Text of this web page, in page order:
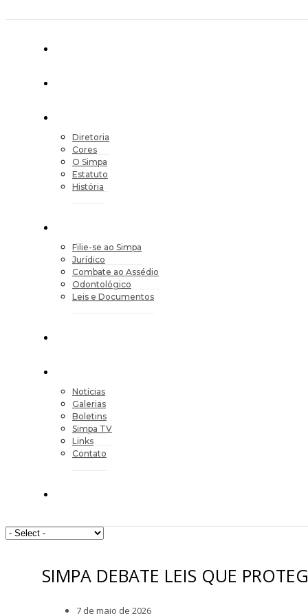
Diretoria
Cores
O Simpa
Estatuto
História
Filie-se ao Simpa
Jurídico
Combate ao Assédio
Odontológico
Leis e Documentos
Notícias
Galerias
Boletins
Simpa TV
Links
Contato
SIMPA DEBATE LEIS QUE
7 de maio de 2026